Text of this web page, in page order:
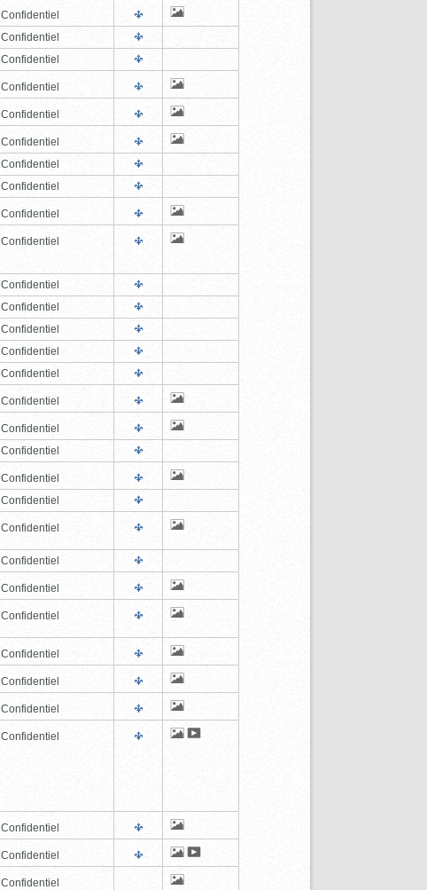
Confidentiel
Confidentiel
Confidentiel
Confidentiel
Confidentiel
Confidentiel
Confidentiel
Confidentiel
Confidentiel
Confidentiel
Confidentiel
Confidentiel
Confidentiel
Confidentiel
Confidentiel
Confidentiel
Confidentiel
Confidentiel
Confidentiel
Confidentiel
Confidentiel
Confidentiel
Confidentiel
Confidentiel
Confidentiel
Confidentiel
Confidentiel
Confidentiel
Confidentiel
Confidentiel
Confidentiel